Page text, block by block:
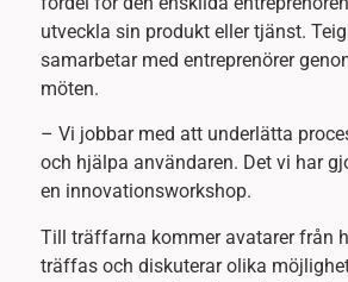
utveckla sin produkt eller tjänst.
samarbetar med entreprenörer
möten.
– Vi jobbar med att underlätta
och hjälpa användaren. Det vi har
en innovationsworkshop.
Till träffarna kommer avatarer från
träffas och diskuterar olika